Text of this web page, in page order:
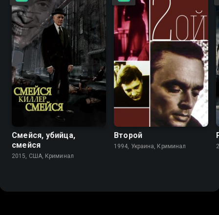
5.2 4.9
Смейся, убийца,
смейся
2015, США, Криминал
7.0
Второй
1994, Украина, Криминал